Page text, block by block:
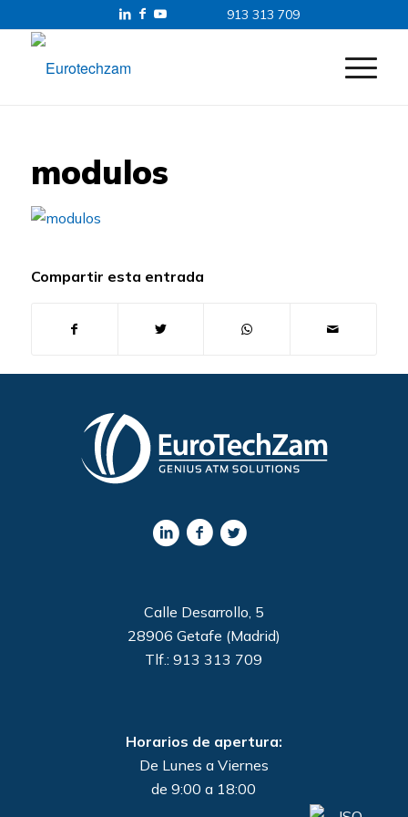
913 313 709
modulos
Compartir esta entrada
Calle Desarrollo, 5
28906 Getafe (Madrid)
Tlf.: 913 313 709
Horarios de apertura:
De Lunes a Viernes
de 9:00 a 18:00